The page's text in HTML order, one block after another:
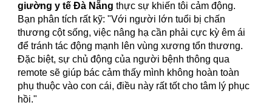
giường y tế Đà Nẵng thực sự khiến tôi cảm động.
Bạn phân tích rất kỹ: "Với người lớn tuổi bị chấn
thương cột sống, việc nâng hạ cần phải cực kỳ êm ái
để tránh tác động mạnh lên vùng xương tổn thương.
Đặc biệt, sự chủ động của người bệnh thông qua
remote sẽ giúp bác cảm thấy mình không hoàn toàn
phụ thuộc vào con cái, điều này rất tốt cho tâm lý phục
hồi."